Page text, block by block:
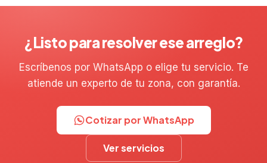
¿Listo para resolver ese arreglo?
Escríbenos por WhatsApp o elige tu servicio. Te
atiende un experto de tu zona, con garantía.
Cotizar por WhatsApp
Ver servicios